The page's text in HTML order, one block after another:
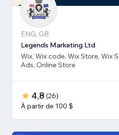
ENG, GB
Legends Marketing Ltd
Wix, Wix code, Wix Store, Wix
Ads, Online Store
4,8 (26)
À partir de 100 $